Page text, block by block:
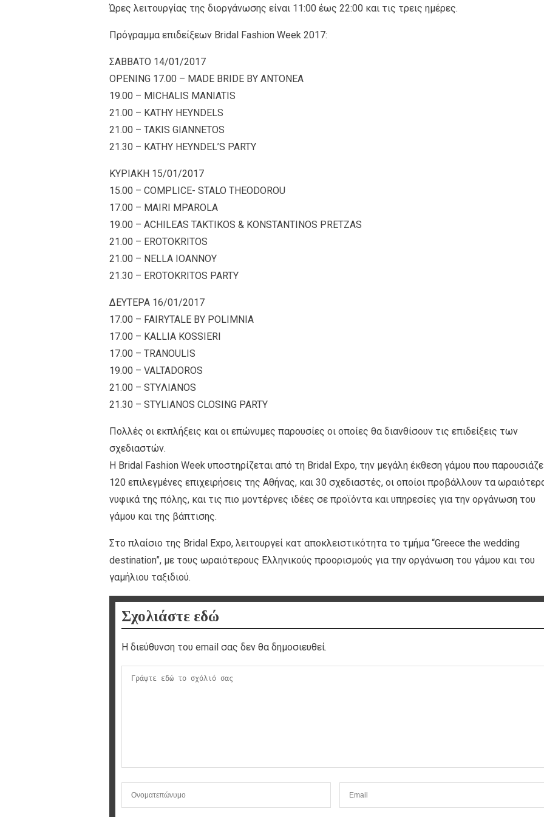
Ώρες λειτουργίας της διοργάνωσης είναι 11:00 έως 22:00 και τις τρεις ημέρες.
Πρόγραμμα επιδείξεων Bridal Fashion Week 2017:
ΣΑΒΒΑΤΟ 14/01/2017
ΟPENING 17.00 – MADE BRIDE BY ANTONEA
19.00 – MICHALIS MANIATIS
21.00 – KATHY HEYNDELS
21.00 – TAKIS GIANNETOS
21.30 – KATHY HEYNDEL’S PARTY
KYΡΙΑΚΗ 15/01/2017
15.00 – COMPLICE- STALO THEODOROU
17.00 – MAIRI MPAROLA
19.00 – ACHILEAS TAKTIKOS & KONSTANTINOS PRETZAS
21.00 – EROTOKRITOS
21.00 – NELLA IOANNOY
21.30 – EROTOKRITOS PARTY
ΔΕΥΤΕΡΑ 16/01/2017
17.00 – FAIRYTALE BY POLIMNIA
17.00 – KALLIA KOSSIERI
17.00 – TRANOULIS
19.00 – VALTADOROS
21.00 – STYΛIANOS
21.30 – STYLIANOS CLOSING PARTY
Πολλές οι εκπλήξεις και οι επώνυμες παρουσίες οι οποίες θα διανθίσουν τις επιδείξεις των
σχεδιαστών.
Η Bridal Fashion Week υποστηρίζεται από τη Bridal Expo, την μεγάλη έκθεση γάμου που
120 επιλεγμένες επιχειρήσεις της Αθήνας, και 30 σχεδιαστές, οι οποίοι προβάλλουν τα
νυφικά της πόλης, και τις πιο μοντέρνες ιδέες σε προϊόντα και υπηρεσίες για την οργάνωση του
γάμου και της βάπτισης.
Στο πλαίσιο της Bridal Expo, λειτουργεί κατ αποκλειστικότητα το τμήμα “Greece the wedding
destination”, με τους ωραιότερους Ελληνικούς προορισμούς για την οργάνωση του γάμου και του
γαμήλιου ταξιδιού.
Σχολιάστε εδώ
Η διεύθυνση του email σας δεν θα δημοσιευθεί.